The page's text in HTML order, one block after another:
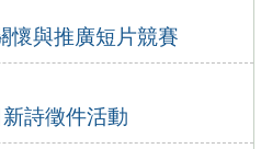
懷與推廣短片競賽
詩徵件活動